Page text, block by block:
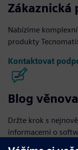
Zákaznická
Nabízíme
produkty
Kontaktovat
Blog
Držte krok s
informacemi o